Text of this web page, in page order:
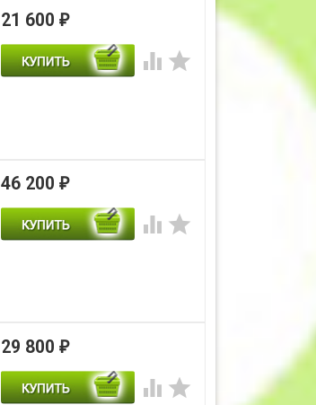
21 600 ₽
 
46 200 ₽
 
29 800 ₽
 